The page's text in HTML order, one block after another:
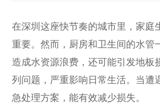
在深圳这座快节奏的城市里，家庭
重要。然而，厨房和卫生间的水管
造成水资源浪费，还可能引发地板
列问题，严重影响日常生活。当遭
急处理方案，能有效减少损失。